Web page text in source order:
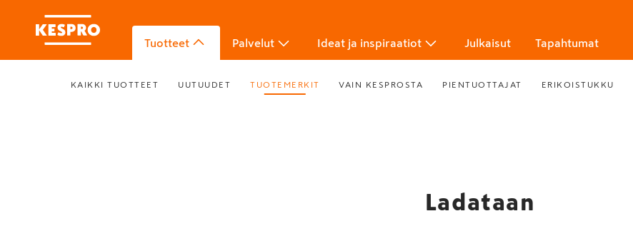
Tuotteet Palvelut Ideat ja inspiraatiot Julkaisut Tapahtumat
KAIKKI TUOTTEET UUTUUDET TUOTEMERKIT VAIN KESPROSTA PIENTUOTTAJAT ERIKOISTUKKU
Ladataan